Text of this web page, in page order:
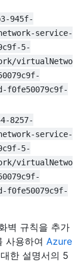
945f-
service-
5-
virtualNetwo
f0fe50079c9f-
8257-
service-
5-
virtualNetwo
f0fe50079c9f-
벽 규칙을 추가
사용하여 Azure
한 설명서의 5